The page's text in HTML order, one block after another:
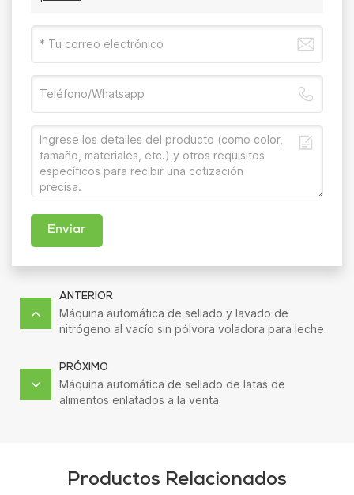
Enviar
ANTERIOR
Máquina automática de sellado y lavado de
nitrógeno al vacío sin pólvora voladora para leche
PRÓXIMO
Máquina automática de sellado de latas de
alimentos enlatados a la venta
Productos Relacionados